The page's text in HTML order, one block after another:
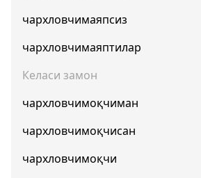
чархловчимаяпсиз
чархловчимаяптилар
Келаси замон
чархловчимоқчиман
чархловчимоқчисан
чархловчимоқчи